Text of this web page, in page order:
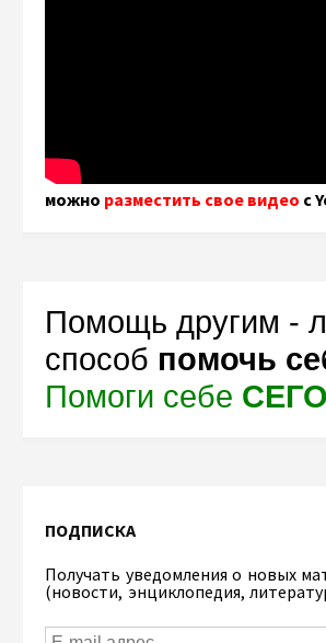
можно разместить свое видео с
Помощь другим -
способ помочь
Помоги себе
ПОДПИСКА
Получать уведомления о новых
(новости, энциклопедия,